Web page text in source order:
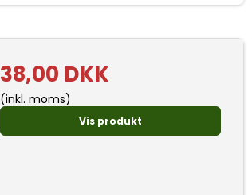
38,00 DKK
(inkl. moms)
Vis produkt